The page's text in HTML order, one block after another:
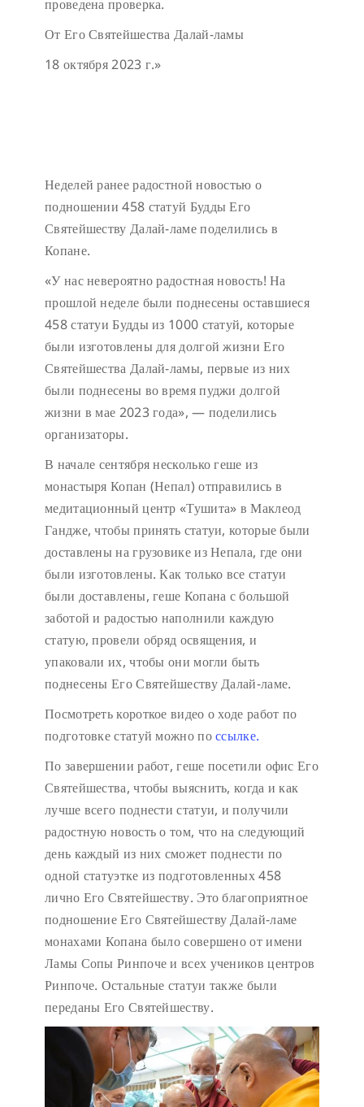
проведена проверка.
От Его Святейшества Далай-ламы
18 октября 2023 г.»
Неделей ранее радостной новостью о
подношении 458 статуй Будды Его
Святейшеству Далай-ламе поделились в
Копане.
«У нас невероятно радостная новость! На
прошлой неделе были поднесены оставшиеся
458 статуи Будды из 1000 статуй, которые
были изготовлены для долгой жизни Его
Святейшества Далай-ламы, первые из них
были поднесены во время пуджи долгой
жизни в мае 2023 года», — поделились
организаторы.
В начале сентября несколько геше из
монастыря Копан (Непал) отправились в
медитационный центр «Тушита» в Маклеод
Гандже, чтобы принять статуи, которые были
доставлены на грузовике из Непала, где они
были изготовлены. Как только все статуи
были доставлены, геше Копана с большой
заботой и радостью наполнили каждую
статую, провели обряд освящения, и
упаковали их, чтобы они могли быть
поднесены Его Святейшеству Далай-ламе.
Посмотреть короткое видео о ходе работ по
подготовке статуй можно поссылке.
По завершении работ, геше посетили офис Его
Святейшества, чтобы выяснить, когда и как
лучше всего поднести статуи, и получили
радостную новость о том, что на следующий
день каждый из них сможет поднести по
одной статуэтке из подготовленных 458
лично Его Святейшеству. Это благоприятное
подношение Его Святейшеству Далай-ламе
монахами Копана было совершено от имени
Ламы Сопы Ринпоче и всех учеников центров
Ринпоче. Остальные статуи также были
переданы Его Святейшеству.